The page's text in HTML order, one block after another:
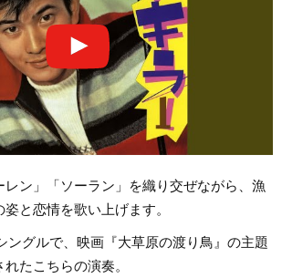
レン」「ソーラン」を織り交ぜながら、漁
と恋情を歌い上げます。
ングルで、映画『大草原の渡り鳥』の主題
たこちらの演奏。